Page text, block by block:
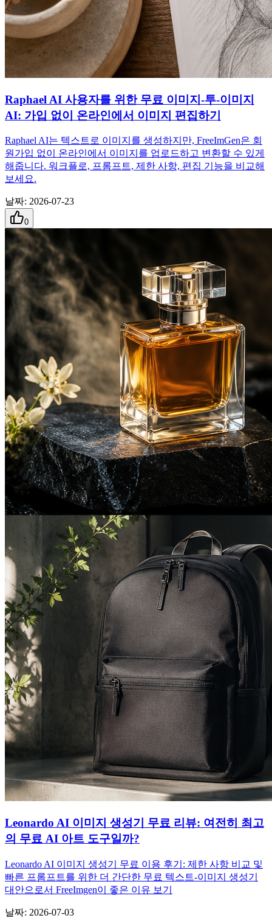
Raphael AI 사용자를 위한 무료 이미지-투-이미지
AI: 가입 없이 온라인에서 이미지 편집하기
Raphael AI는 텍스트로 이미지를 생성하지만, FreeImGen은 회
원가입 없이 온라인에서 이미지를 업로드하고 변환할 수 있게
해줍니다. 워크플로, 프롬프트, 제한 사항, 편집 기능을 비교해
보세요.
날짜: 2026-07-23
0
Leonardo AI 이미지 생성기 무료 리뷰: 여전히 최고
의 무료 AI 아트 도구일까?
Leonardo AI 이미지 생성기 무료 이용 후기: 제한 사항 비교 및
빠른 프롬프트를 위한 더 간단한 무료 텍스트-이미지 생성기
대안으로서 FreeImgen이 좋은 이유 보기
날짜: 2026-07-03